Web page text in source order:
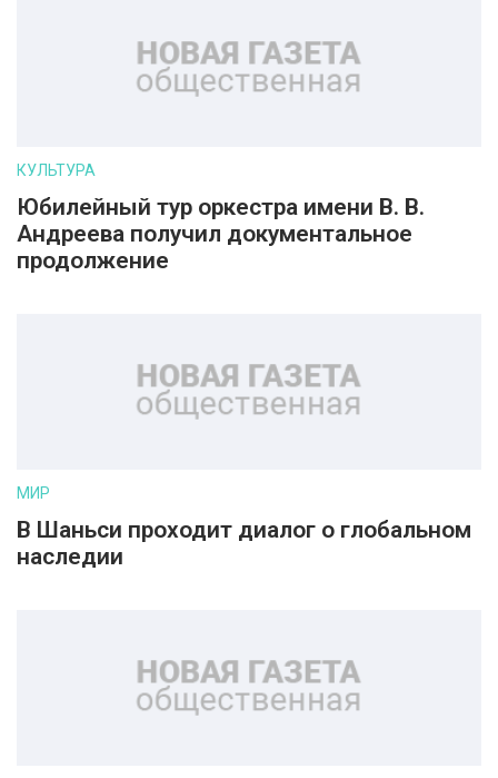
КУЛЬТУРА
Юбилейный тур оркестра имени В. В.
Андреева получил документальное
продолжение
МИР
В Шаньси проходит диалог о глобальном
наследии